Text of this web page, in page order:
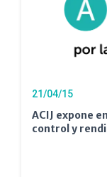
21/04/15
ACIJ expone
control y